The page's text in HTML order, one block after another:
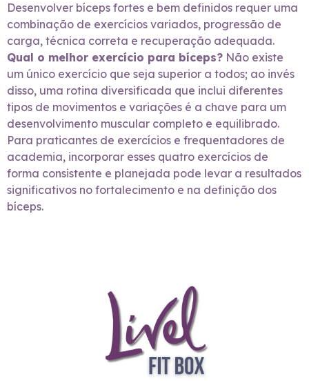
Desenvolver bíceps fortes e bem definidos requer uma
combinação de exercícios variados, progressão de
carga, técnica correta e recuperação adequada.
Qual o melhor exercício para bíceps? Não existe
um único exercício que seja superior a todos; ao invés
disso, uma rotina diversificada que inclui diferentes
tipos de movimentos e variações é a chave para um
desenvolvimento muscular completo e equilibrado.
Para praticantes de exercícios e frequentadores de
academia, incorporar esses quatro exercícios de
forma consistente e planejada pode levar a resultados
significativos no fortalecimento e na definição dos
bíceps.